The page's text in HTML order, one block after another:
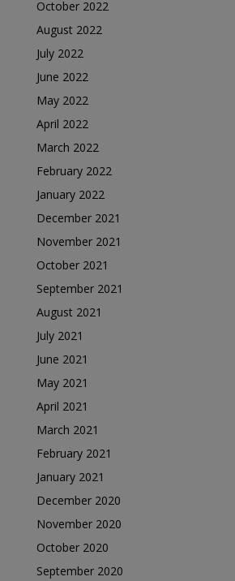
October 2022
August 2022
July 2022
June 2022
May 2022
April 2022
March 2022
February 2022
January 2022
December 2021
November 2021
October 2021
September 2021
August 2021
July 2021
June 2021
May 2021
April 2021
March 2021
February 2021
January 2021
December 2020
November 2020
October 2020
September 2020